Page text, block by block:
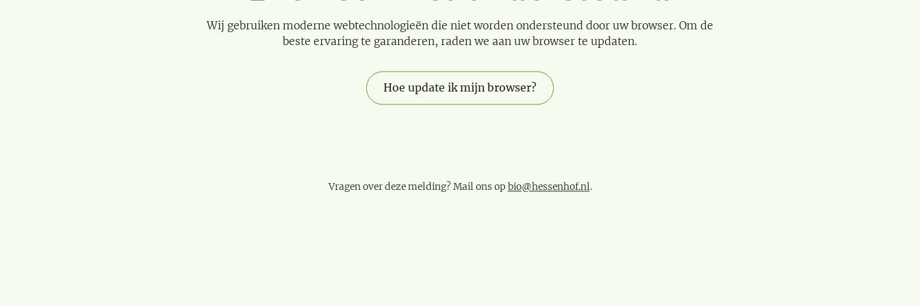
Wij gebruiken moderne webtechnologieën die niet worden ondersteund door uw browser. Om de
beste ervaring te garanderen, raden we aan uw browser te updaten.
Hoe update ik mijn browser?
Vragen over deze melding? Mail ons op bio@hessenhof.nl.